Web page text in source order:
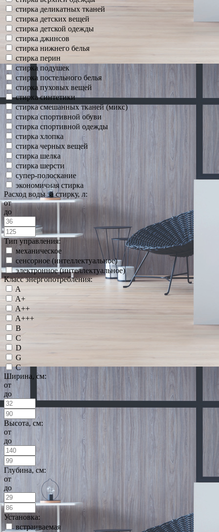
стирка деликатных тканей
стирка детских вещей
стирка детской одежды
стирка джинсов
стирка нижнего белья
стирка перин
стирка подушек
стирка постельного белья
стирка пуховых вещей
стирка синтетики
стирка смешанных тканей (микс)
стирка спортивной обуви
стирка спортивной одежды
стирка хлопка
стирка черных вещей
стирка шелка
стирка шерсти
супер-полоскание
экономичная стирка
Расход воды за стирку, л:
от
до
Тип управления:
механическое
сенсорное (интеллектуальное)
электронное (интеллектуальное)
Класс энергопотребления:
A
A+
A++
A+++
B
C
D
G
С
Ширина, см:
от
до
Высота, см:
от
до
Глубина, см:
от
до
Установка:
встраиваемая